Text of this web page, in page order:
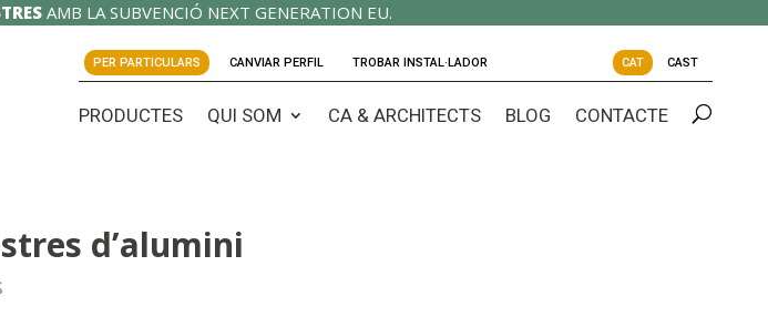
AMB LA SUBVENCIÓ NEXT GENERATION EU.
PER PARTICULARS CANVIAR PERFIL TROBAR INSTAL·LADOR CAST
CAT
PRODUCTES QUI SOM CA & ARCHITECTS BLOG CONTACTE
d’alumini